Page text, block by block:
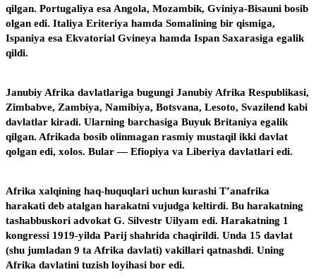
qilgan. Portugaliya esa Angola, Mozambik, Gviniya-Bisauni bosib
olgan edi. Italiya Eriteriya hamda Somalining bir qismiga,
Ispaniya esa Ekvatorial Gvineya hamda Ispan Saxarasiga egalik
qildi.
Janubiy Afrika davlatlariga bugungi Janubiy Afrika Respublikasi,
Zimbabve, Zambiya, Namibiya, Botsvana, Lesoto, Svazilend kabi
davlatlar kiradi. Ularning barchasiga Buyuk Britaniya egalik
qilgan. Afrikada bosib olinmagan rasmiy mustaqil ikki davlat
qolgan edi, xolos. Bular — Efiopiya va Liberiya davlatlari edi.
Afrika xalqining haq-huquqlari uchun kurashi T’anafrika
harakati deb atalgan harakatni vujudga keltirdi. Bu harakatning
tashabbuskori advokat G. Silvestr Uilyam edi. Harakatning 1
kongressi 1919-yilda Parij shahrida chaqirildi. Unda 15 davlat
(shu jumladan 9 ta Afrika davlati) vakillari qatnashdi. Uning
Afrika davlatini tuzish loyihasi bor edi.